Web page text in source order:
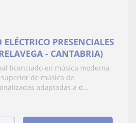
ELÉCTRICO PRESENCIALES
- CANTABRIA)
licenciado en música moderna
de música de
adaptadas a d...